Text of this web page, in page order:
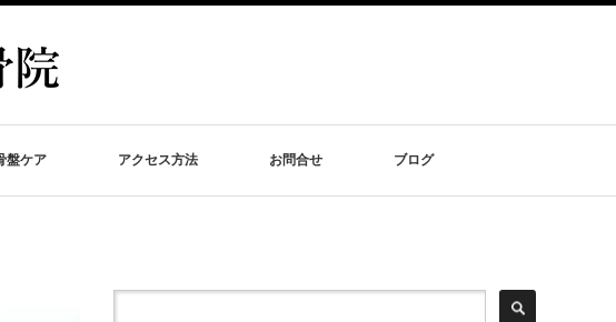
盤ケア アクセス方法 お問合せ ブログ